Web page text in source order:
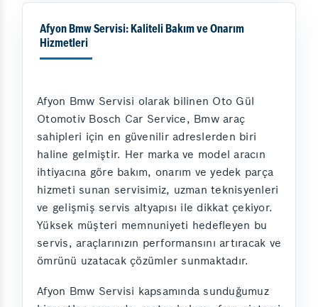
Afyon Bmw Servisi: Kaliteli Bakım ve Onarım
Hizmetleri
Afyon Bmw Servisi olarak bilinen Oto Gül
Otomotiv Bosch Car Service, Bmw araç
sahipleri için en güvenilir adreslerden biri
haline gelmiştir. Her marka ve model aracın
ihtiyacına göre bakım, onarım ve yedek parça
hizmeti sunan servisimiz, uzman teknisyenleri
ve gelişmiş servis altyapısı ile dikkat çekiyor.
Yüksek müşteri memnuniyeti hedefleyen bu
servis, araçlarınızın performansını artıracak ve
ömrünü uzatacak çözümler sunmaktadır.
Afyon Bmw Servisi kapsamında sunduğumuz